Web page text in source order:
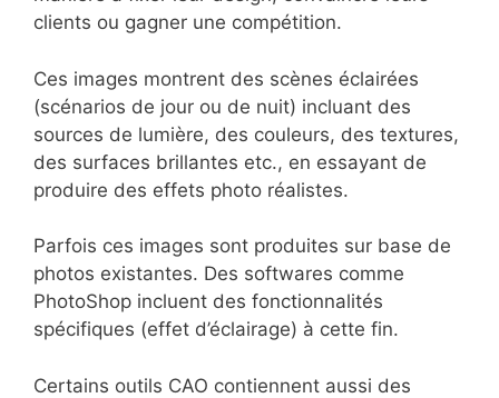
clients ou gagner une compétition.
Ces images montrent des scènes éclairées
(scénarios de jour ou de nuit) incluant des
sources de lumière, des couleurs, des textures,
des surfaces brillantes etc., en essayant de
produire des effets photo réalistes.
Parfois ces images sont produites sur base de
photos existantes. Des softwares comme
PhotoShop incluent des fonctionnalités
spécifiques (effet d’éclairage) à cette fin.
Certains outils CAO contiennent aussi des